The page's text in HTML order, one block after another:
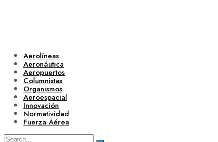
Aerolíneas
Aeronáutica
Aeropuertos
Columnistas
Organismos
Aeroespacial
Innovación
Normatividad
Fuerza Aérea